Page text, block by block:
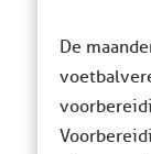
De